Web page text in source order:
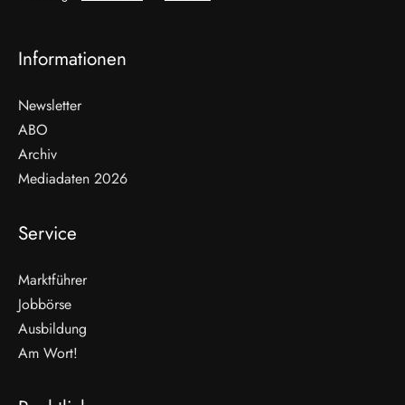
Informationen
Newsletter
ABO
Archiv
Mediadaten 2026
Service
Marktführer
Jobbörse
Ausbildung
Am Wort!